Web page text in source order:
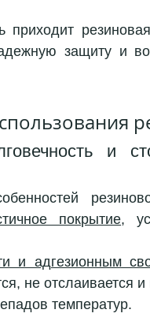
защиту и
и
покрытие,
и адгезионным
не отслаивается
температур.